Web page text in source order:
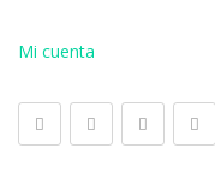
Mi cuenta